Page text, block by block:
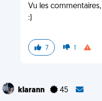
Vu les
:)
7 1
klarann 45